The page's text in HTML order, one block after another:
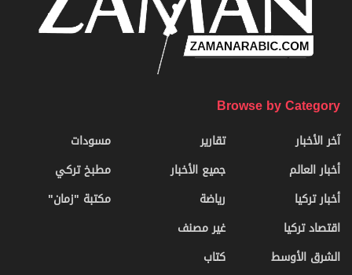
Browse by Category
آخر الأخبار
أخبار العالم
أخبار تركيا
اقتصاد تركيا
الشرق الأوسط
تقارير
جميع الأخبار
رياضة
غير مصنف
كتاب
مسودات
مطبخ تركي
مكتبة "زمان"